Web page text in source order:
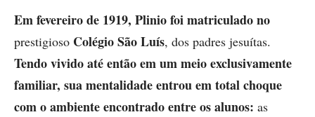
Em fevereiro de 1919, Plinio foi matriculado no
prestigioso Colégio São Luís, dos padres jesuítas.
Tendo vivido até então em um meio exclusivamente
familiar, sua mentalidade entrou em total choque
com o ambiente encontrado entre os alunos: as